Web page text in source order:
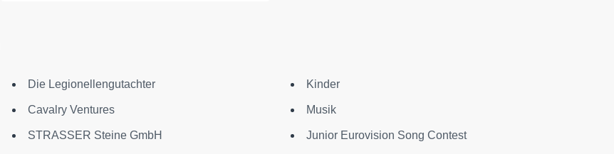
Die Legionellengutachter
Cavalry Ventures
STRASSER Steine GmbH
Kinder
Musik
Junior Eurovision Song Contest